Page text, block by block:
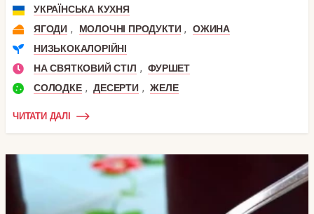
УКРАЇНСЬКА КУХНЯ
ЯГОДИ , МОЛОЧНІ ПРОДУКТИ ,
ОЖИНА
НИЗЬКОКАЛОРІЙНІ
НА СВЯТКОВИЙ СТІЛ , ФУРШЕТ
СОЛОДКЕ , ДЕСЕРТИ , ЖЕЛЕ
ЧИТАТИ ДАЛІ